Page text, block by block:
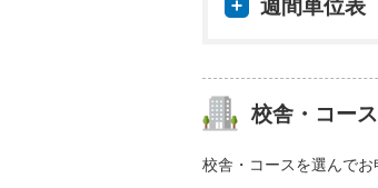
週間単位表
校舎・コー
校舎・コースを選んでお